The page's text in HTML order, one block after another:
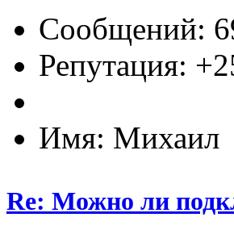
Сообщений:
Репутация:
Имя: Михаил
Re: Можно ли